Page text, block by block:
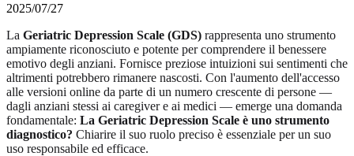
2025/07/27
La Geriatric Depression Scale (GDS) rappresenta uno strumento
ampiamente riconosciuto e potente per comprendere il benessere
emotivo degli anziani. Fornisce preziose intuizioni sui sentimenti che
altrimenti potrebbero rimanere nascosti. Con l'aumento dell'accesso
alle versioni online da parte di un numero crescente di persone —
dagli anziani stessi ai caregiver e ai medici — emerge una domanda
fondamentale: La Geriatric Depression Scale è uno strumento
diagnostico? Chiarire il suo ruolo preciso è essenziale per un suo
uso responsabile ed efficace.